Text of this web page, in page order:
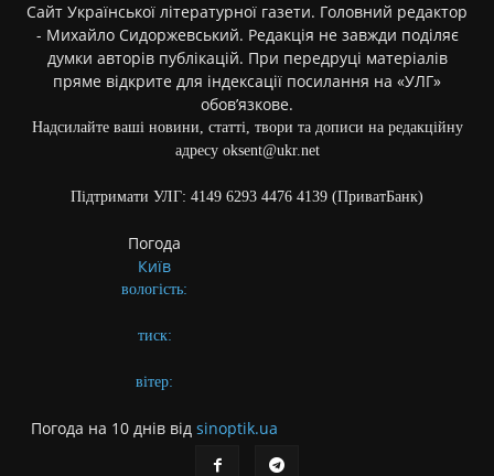
Сайт Української літературної газети. Головний редактор
- Михайло Сидоржевський. Редакція не завжди поділяє
думки авторів публікацій. При передруці матеріалів
пряме відкрите для індексації посилання на «УЛГ»
обов’язкове.
Надсилайте ваші новини, статті, твори та дописи на редакційну
адресу oksent@ukr.net
Підтримати УЛГ: 4149 6293 4476 4139 (ПриватБанк)
Погода
Київ
вологість:
тиск:
вітер:
Погода на 10 днів від sinoptik.ua